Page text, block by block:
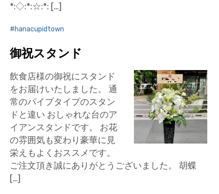
*:◇:*:☆:*: […]
hanacupidtown
御祝スタンド
飲食店様の御祝にスタンド
をお届けいたしました。 通
常のパイプタイプのスタン
ドと違い おしゃれな台のア
イアンスタンドです。 お花
の雰囲気も変わり豪華に見
栄えもよくおススメです。
ご注文頂き誠にありがとうございました。 胡蝶
[…]